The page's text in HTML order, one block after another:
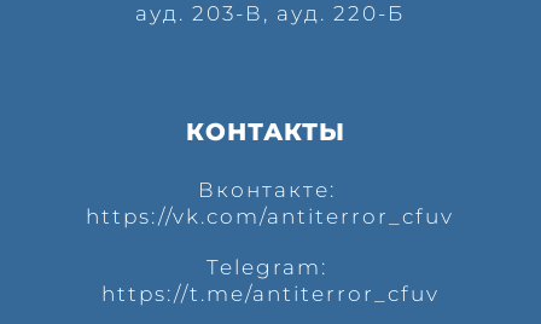
ауд. 203-В, ауд. 220-Б
КОНТАКТЫ
https://vk.com/antiterror_cfuv
https://t.me/antiterror_cfuv